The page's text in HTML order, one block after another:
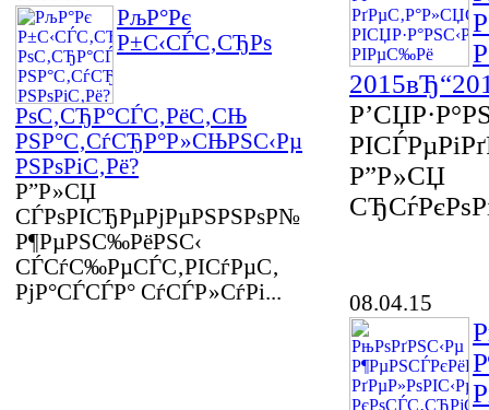
РљР°Рє
Р±С‹СЃС‚СЂРѕ
РѕС‚СЂР°СЃС‚РёС‚СЊ
РЅР°С‚СѓСЂР°Р»СЊРЅС‹Рµ
РЅРѕРіС‚Рё?
Р”Р»СЏ
СЃРѕРІСЂРµРјРµРЅРЅРѕР№
Р¶РµРЅС‰РёРЅС‹
СЃСѓС‰РµСЃС‚РІСѓРµС‚
РјР°СЃСЃР° СѓСЃР»СѓРі...
Р”Р»СЏ
08.04.15